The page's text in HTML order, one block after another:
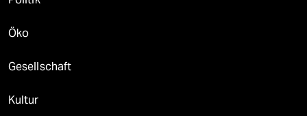
Öko
Gesellschaft
Kultur